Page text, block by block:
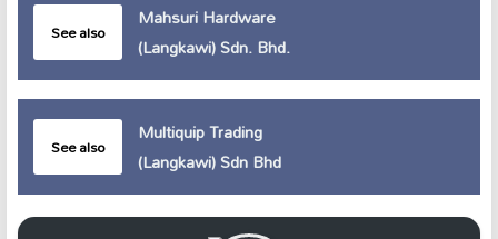
See also
Mahsuri Hardware
(Langkawi) Sdn. Bhd.
See also
Multiquip Trading
(Langkawi) Sdn Bhd